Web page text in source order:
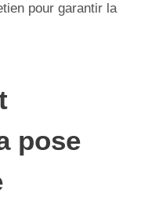
pour garantir la
pose